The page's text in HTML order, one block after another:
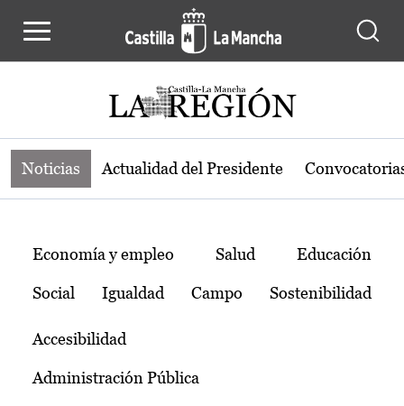
Noticias de la región de Castilla-La
Noticias Actualidad del Presidente
Temas
Economía y empleo Salud Educación
Social Igualdad Campo Sostenibilidad
Accesibilidad
Administración Pública